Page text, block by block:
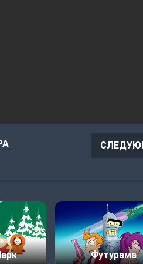
Футурама